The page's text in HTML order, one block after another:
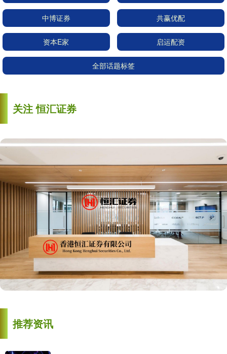
中博证券 共赢优配
资本E家 启运配资
全部话题标签
关注 恒汇证券
推荐资讯